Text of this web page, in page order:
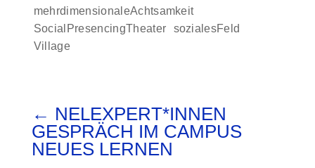
mehrdimensionaleAchtsamkeit
SocialPresencingTheater
sozialesFeld
Village
← NELEXPERT*INNEN
GESPRÄCH IM CAMPUS
NEUES LERNEN